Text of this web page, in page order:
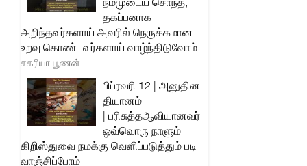
தகப்பனாக
அறிந்தவர்களாய் அவரில் நெருக்கமான
உறவு கொண்டவர்களாய் வாழ்ந்திடுவோம்
சகரியா பூணன்
பிப்ரவரி 12 | அனுதின
தியானம்
| பரிசுத்தஆவியானவர்
ஒவ்வொரு நாளும்
கிறிஸ்துவை நமக்கு வெளிப்படுத்தும் படி
வாஞ்சிப்போம்